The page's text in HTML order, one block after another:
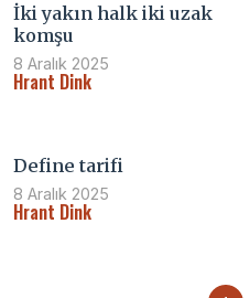
İki yakın halk iki uzak
komşu
8 Aralık 2025
Hrant Dink
Define tarifi
8 Aralık 2025
Hrant Dink